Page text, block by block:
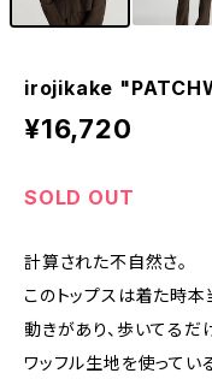
irojikake
¥16,720
SOLD OUT
計算された不自然さ。
このトップスは着た時本
動きがあり、歩いてるだ
ワッフル生地を使ってい